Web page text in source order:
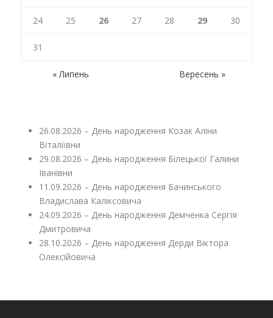
24 25 26 27 28 29 30
31
« Липень Вересень »
26.08.2026 – День народження Козак Аліни
Віталіївни
29.08.2026 – День народження Білецької Галини
Іванівни
11.09.2026 – День народження Бачинського
Владислава Каліксовича
24.09.2026 – День народження Демченка Сергія
Дмитровича
28.10.2026 – День народження Дерди Віктора
Олексійовича